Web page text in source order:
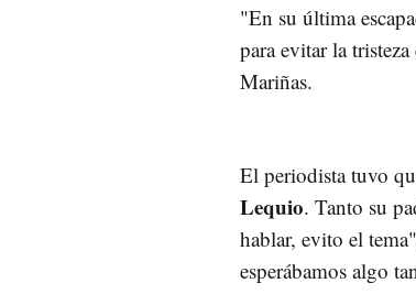
"En su última
para evitar la
Mariñas.
El periodista tuvo
Lequio. Tanto su
hablar, evito el
esperábamos algo